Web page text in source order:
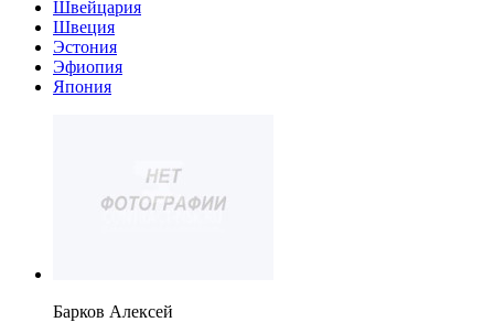
Швейцария
Швеция
Эстония
Эфиопия
Япония
Барков Алексей